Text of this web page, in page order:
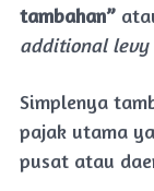
tambahan”
additional levy
Simplenya
pajak utama
pusat atau